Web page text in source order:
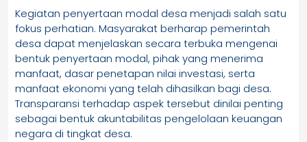
Kegiatan penyertaan modal desa menjadi salah satu
fokus perhatian. Masyarakat berharap pemerintah
desa dapat menjelaskan secara terbuka mengenai
bentuk penyertaan modal, pihak yang menerima
manfaat, dasar penetapan nilai investasi, serta
manfaat ekonomi yang telah dihasilkan bagi desa.
Transparansi terhadap aspek tersebut dinilai penting
sebagai bentuk akuntabilitas pengelolaan keuangan
negara di tingkat desa.